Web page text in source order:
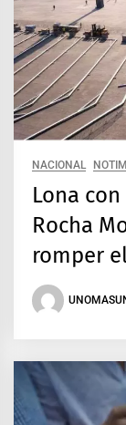
NACIONAL
Lona
Rocha
romper